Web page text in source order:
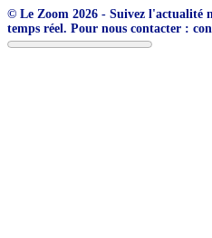
© Le Zoom 2026 - Suivez l'actualité
temps réel. Pour nous contacter :